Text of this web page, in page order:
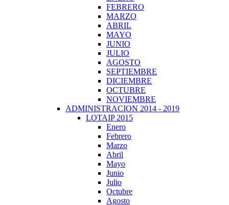
FEBRERO
MARZO
ABRIL
MAYO
JUNIO
JULIO
AGOSTO
SEPTIEMBRE
DICIEMBRE
OCTUBRE
NOVIEMBRE
ADMINISTRACION 2014 - 2019
LOTAIP 2015
Enero
Febrero
Marzo
Abril
Mayo
Junio
Julio
Octubre
Agosto